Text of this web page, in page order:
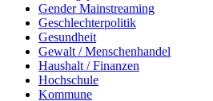
Gender Mainstreaming
Geschlechterpolitik
Gesundheit
Gewalt / Menschenhandel
Haushalt / Finanzen
Hochschule
Kommune